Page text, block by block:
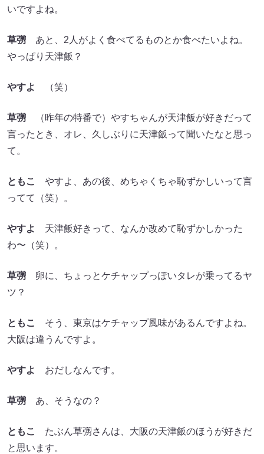
いですよね。
草彅 あと、2人がよく食べてるものとか食べたいよね。
やっぱり天津飯？
やすよ （笑）
草彅 （昨年の特番で）やすちゃんが天津飯が好きだって
言ったとき、オレ、久しぶりに天津飯って聞いたなと思っ
て。
ともこ
やすよ、あの後、めちゃくちゃ恥ずかしいって言
ってて（笑）。
やすよ
天津飯好きって、なんか改めて恥ずかしかった
わ〜（笑）。
草彅 卵に、ちょっとケチャップっぽいタレが乗ってるヤ
ツ？
ともこ
そう、東京はケチャップ風味があるんですよね。
大阪は違うんですよ。
やすよ おだしなんです。
草彅 あ、そうなの？
ともこ
たぶん草彅さんは、大阪の天津飯のほうが好きだ
と思います。